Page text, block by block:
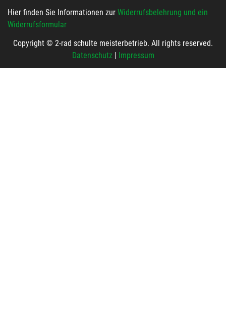
Hier finden Sie Informationen zur Widerrufsbelehrung und ein
Widerrufsformular
Copyright © 2-rad schulte meisterbetrieb. All rights reserved.
Datenschutz| Impressum